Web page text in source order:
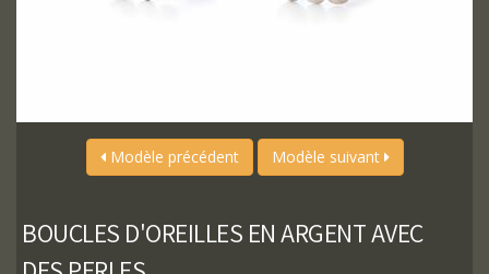
Modèle précédent Modèle suivant
BOUCLES D'OREILLES EN ARGENT AVEC